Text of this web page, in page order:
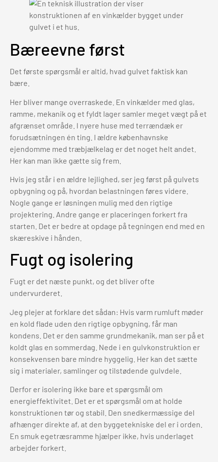
Bæreevne først
Det første spørgsmål er altid, hvad gulvet faktisk kan
bære.
Her bliver mange overraskede. En vinkælder med glas,
ramme, mekanik og et fyldt lager samler meget vægt på et
afgrænset område. I nyere huse med terrændæk er
forudsætningen én ting. I ældre københavnske
ejendomme med træbjælkelag er det noget helt andet.
Her kan man ikke gætte sig frem.
Hvis jeg står i en ældre lejlighed, ser jeg først på gulvets
opbygning og på, hvordan belastningen føres videre.
Nogle gange er løsningen mulig med den rigtige
projektering. Andre gange er placeringen forkert fra
starten. Det er bedre at opdage på tegningen end med en
skæreskive i hånden.
Fugt og isolering
Fugt er det næste punkt, og det bliver ofte
undervurderet.
Jeg plejer at forklare det sådan: Hvis varm rumluft møder
en kold flade uden den rigtige opbygning, får man
kondens. Det er den samme grundmekanik, man ser på et
koldt glas en sommerdag. Nede i en gulvkonstruktion er
konsekvensen bare mindre hyggelig. Her kan det sætte
sig i materialer, samlinger og tilstødende gulvdele.
Derfor er isolering ikke bare et spørgsmål om
energieffektivitet. Det er et spørgsmål om at holde
konstruktionen tør og stabil. Den snedkermæssige del
afhænger direkte af, at den byggetekniske del er i orden.
En smuk egetræsramme hjælper ikke, hvis underlaget
arbejder forkert.